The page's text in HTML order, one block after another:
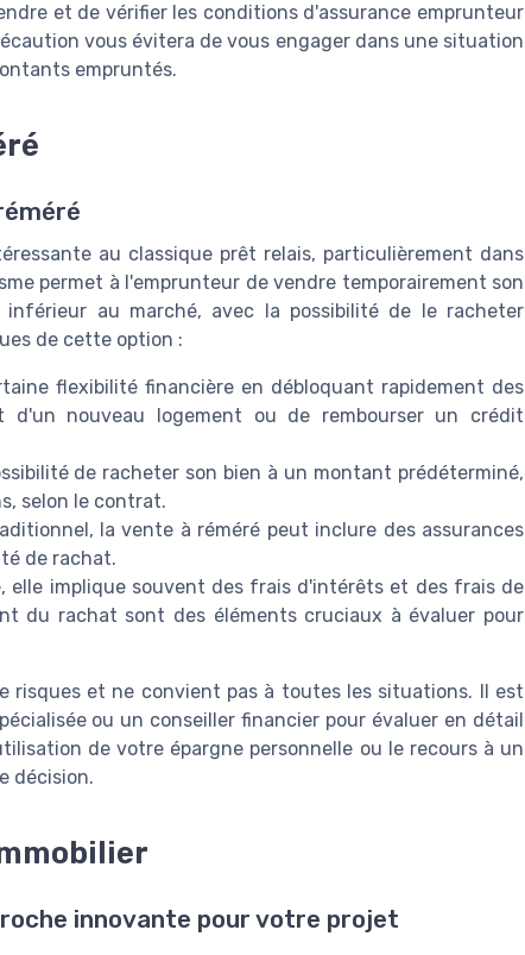
et de vérifier les conditions d'assurance emprunteur
vous évitera de vous engager dans une situation
empruntés.
au classique prêt relais, particulièrement dans
permet à l'emprunteur de vendre temporairement son
au marché, avec la possibilité de le racheter
de cette option :
flexibilité financière en débloquant rapidement des
d'un nouveau logement ou de rembourser un crédit
de racheter son bien à un montant prédéterminé,
selon le contrat.
la vente à réméré peut inclure des assurances
de rachat.
elle implique souvent des frais d'intérêts et des frais de
du rachat sont des éléments cruciaux à évaluer pour
risques et ne convient pas à toutes les situations. Il est
ou un conseiller financier pour évaluer en détail
de votre épargne personnelle ou le recours à un
décision.
innovante pour votre projet